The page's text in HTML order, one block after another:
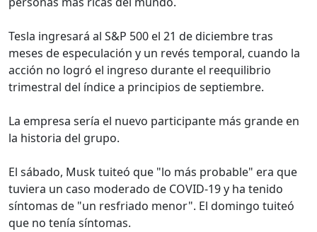
Tesla ingresará al S&P 500 el 21 de diciembre tras
meses de especulación y un revés temporal, cuando la
acción no logró el ingreso durante el reequilibrio
trimestral del índice a principios de septiembre.
La empresa sería el nuevo participante más grande en
la historia del grupo.
El sábado, Musk tuiteó que "lo más probable" era que
tuviera un caso moderado de COVID-19 y ha tenido
síntomas de "un resfriado menor". El domingo tuiteó
que no tenía síntomas.